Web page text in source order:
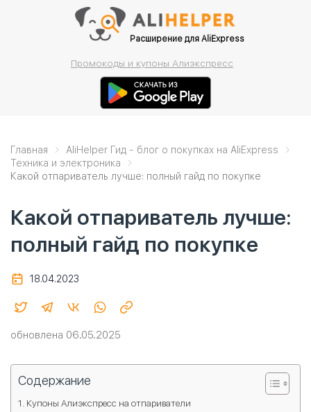
Расширение для AliExpress
Промокоды и купоны Алиэкспресс
Главная
AliHelper Гид - блог о покупках на AliExpress
Техника и электроника
Какой отпариватель лучше: полный гайд по покупке
Какой отпариватель лучше:
полный гайд по покупке
18.04.2023
обновлена 06.05.2025
Содержание
Купоны Алиэкспресс на отпариватели